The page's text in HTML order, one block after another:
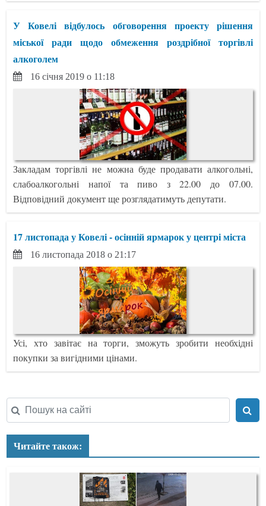
У Ковелі відбулось обговорення проекту рішення
міської ради щодо обмеження роздрібної торгівлі
алкоголем
16 січня 2019 о 11:18
Закладам торгівлі не можна буде продавати алкогольні,
слабоалкогольні напої та пиво з 22.00 до 07.00.
Відповідний документ ще розглядатимуть депутати.
17 листопада у Ковелі - осінній ярмарок у центрі міста
16 листопада 2018 о 21:17
Усі, хто завітає на торги, зможуть зробити необхідні
покупки за вигідними цінами.
Читайте також: